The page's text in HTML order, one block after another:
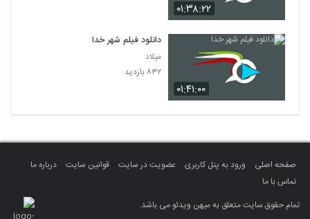
۰۱:۳۸:۲۲
۰۱:۴۱:۰۰
دانلود فیلم شهر خدا
میلاد
۸۳۲ بازدید
صفحه اصلی ورود به پنل کاربری عضویت در سایت قوانین سایت
درباره ما
تماس با ما
تمام حقوق سایت متعلق به میهن ویدئو می باشد.